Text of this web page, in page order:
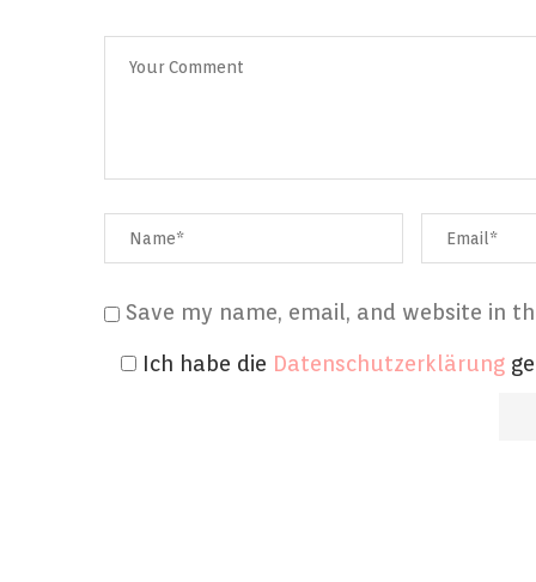
Save my name, email, and website in
Ich habe die Datenschutzerklärung